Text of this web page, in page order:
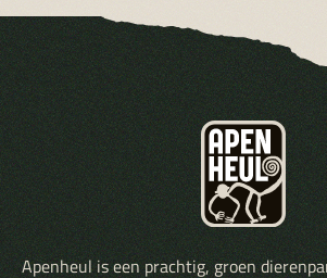
Apenheul is een prachtig, groen